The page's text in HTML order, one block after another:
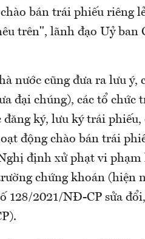
bán trái phiếu riêng
trên", lãnh đạo Uỷ ban
nước cũng đưa ra lưu ý,
đại chúng), các tổ chức
đăng ký, lưu ký trái
động chào bán trái
định xử phạt vi
chứng khoán (hiện
128/2021/NĐ-CP sửa